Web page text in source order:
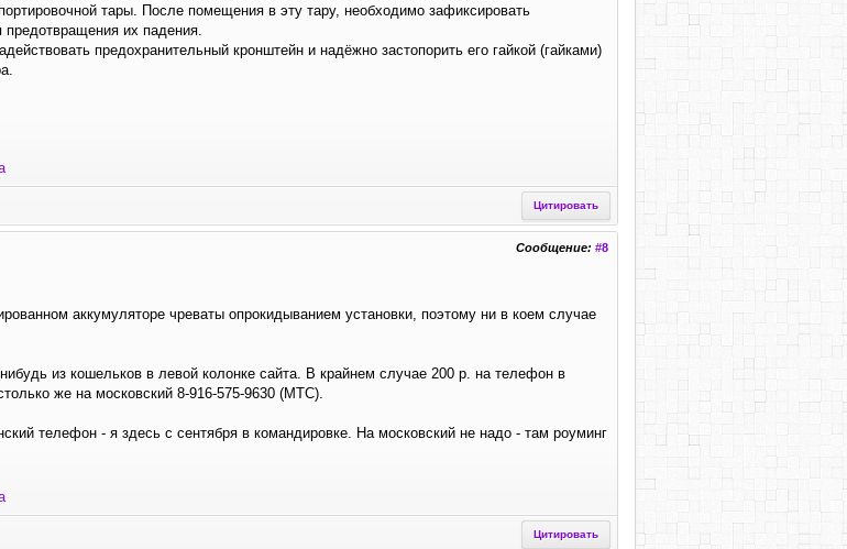
тары. После помещения в эту тару, необходимо зафиксировать
их падения.
предохранительный кронштейн и надёжно застопорить его гайкой (гайками)
Цитировать
Сообщение: #8
аккумуляторе чреваты опрокидыванием установки, поэтому ни в коем случае
из кошельков в левой колонке сайта. В крайнем случае 200 р. на телефон в
же на московский 8-916-575-9630 (МТС).
телефон - я здесь с сентября в командировке. На московский не надо - там роуминг
Цитировать